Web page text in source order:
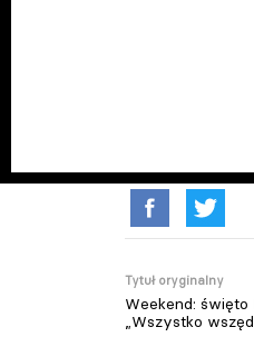
Tytuł oryginalny
Weekend:
„Wszystko